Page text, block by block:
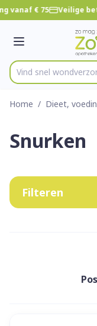
Ga naar de inhoud
1 van 1
vanaf € 75 Veilige
Menu
Product, merk,
Vind snel
Home / Dieet,
Snurken
Filteren